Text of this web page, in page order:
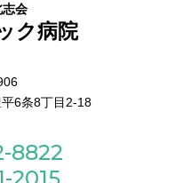
会
ク病院
6条8丁目2-18
8822